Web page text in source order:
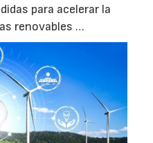
para acelerar la
renovables …